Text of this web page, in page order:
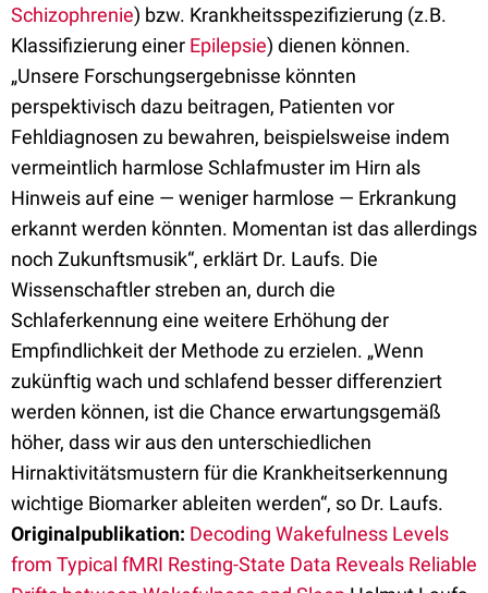
Schizophrenie) bzw. Krankheitsspezifizierung (z.B.
Klassifizierung einer Epilepsie) dienen können.
„Unsere Forschungsergebnisse könnten
perspektivisch dazu beitragen, Patienten vor
Fehldiagnosen zu bewahren, beispielsweise indem
vermeintlich harmlose Schlafmuster im Hirn als
Hinweis auf eine — weniger harmlose — Erkrankung
erkannt werden könnten. Momentan ist das allerdings
noch Zukunftsmusik“, erklärt Dr. Laufs. Die
Wissenschaftler streben an, durch die
Schlaferkennung eine weitere Erhöhung der
Empfindlichkeit der Methode zu erzielen. „Wenn
zukünftig wach und schlafend besser differenziert
werden können, ist die Chance erwartungsgemäß
höher, dass wir aus den unterschiedlichen
Hirnaktivitätsmustern für die Krankheitserkennung
wichtige Biomarker ableiten werden“, so Dr. Laufs.
Originalpublikation: Decoding Wakefulness Levels
from Typical fMRI Resting-State Data Reveals Reliable